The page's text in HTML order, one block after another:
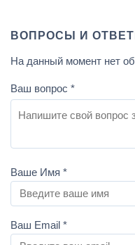
ВОПРОСЫ И
На данный момент нет
Ваш вопрос *
Ваше Имя *
Ваш Email *